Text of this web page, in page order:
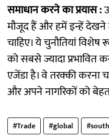
समाधान करने का प्रयास :
मौजूद हैं और हमें इन्हें देखने
चाहिए। ये चुनौतियां
को सबसे ज्यादा प्रभावित
एजेंडा है। वे तरक्की करना
और अपने नागरिकों को
#Trade #global #south